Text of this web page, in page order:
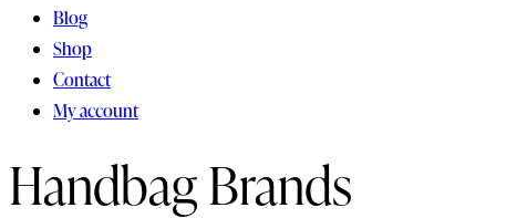
Blog
Shop
Contact
My account
Handbag Brands